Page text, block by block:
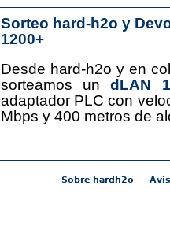
Sorteo hard-h2o y
1200+
Desde hard-h2o y en
sorteamos undLAN
adaptador PLC con
Mbps y 400 metros de
Sobre hardh2o